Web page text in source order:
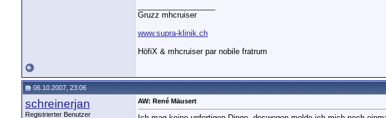
Gruzz mhcruiser
www.supra-klinik.ch
HöfiX & mhcruiser par nobile fratrum
06.10.2007, 23:06
schreinerjan
Registrierter Benutzer
AW: René Mäusert